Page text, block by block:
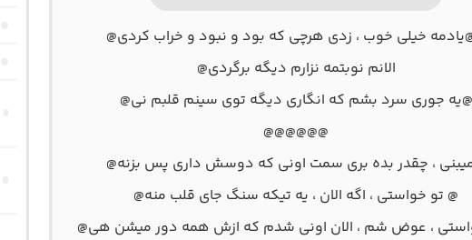
خیلی خوب ، زدی هرچی که بود و نبود و خراب کردی@
الانم نوبتمه نزارم دیگه برگردی@
@یه جوری سرد بشم که انگاری دیگه توی سینم قلبم نی@
@@@@@@
، چقدر بده بری سمت اونی که دوسش داری پس بزنه@
@ تو خواستی ، اگه الان ، یه تیکه سنگ جای قلب منه@
، عوض شم ، الان اونی شدم که ازش همه دور میشن هی@